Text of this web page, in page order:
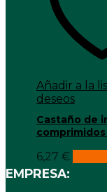
Añadir a la
deseos
Castaño de
6,27 €
EMPRESA: